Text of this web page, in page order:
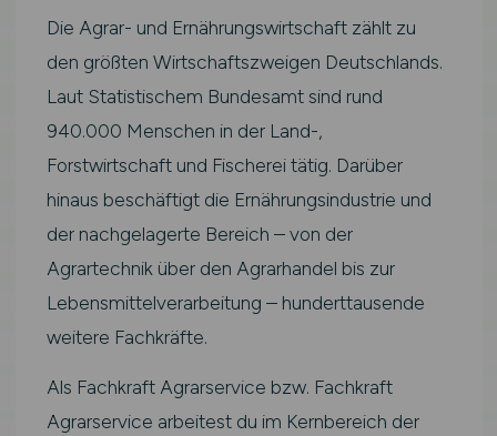
Die Agrar- und Ernährungswirtschaft zählt zu
den größten Wirtschaftszweigen Deutschlands.
Laut Statistischem Bundesamt sind rund
940.000 Menschen in der Land-,
Forstwirtschaft und Fischerei tätig. Darüber
hinaus beschäftigt die Ernährungsindustrie und
der nachgelagerte Bereich – von der
Agrartechnik über den Agrarhandel bis zur
Lebensmittelverarbeitung – hunderttausende
weitere Fachkräfte.
Als Fachkraft Agrarservice bzw. Fachkraft
Agrarservice arbeitest du im Kernbereich der